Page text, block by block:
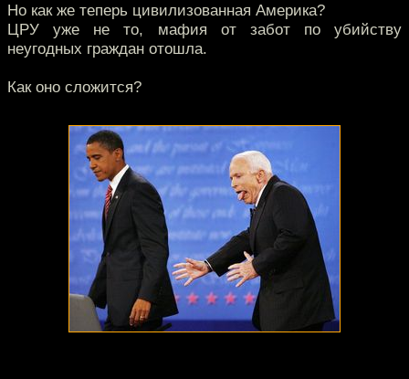
Но как же теперь цивилизованная Америка?
ЦРУ уже не то, мафия от забот по убийству
неугодных граждан отошла.
Как оно сложится?